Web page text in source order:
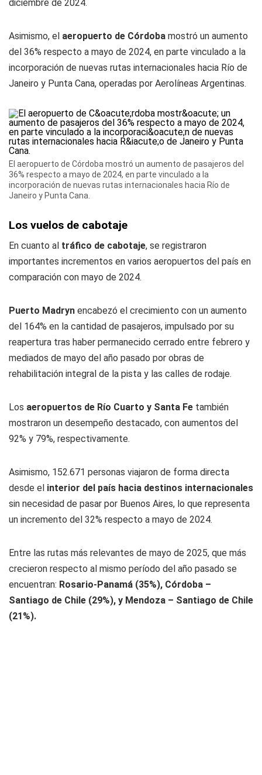
diciembre de 2024.
Asimismo, el aeropuerto de Córdoba mostró un aumento
del 36% respecto a mayo de 2024, en parte vinculado a la
incorporación de nuevas rutas internacionales hacia Río de
Janeiro y Punta Cana, operadas por Aerolíneas Argentinas.
El aeropuerto de Córdoba mostró un aumento de pasajeros del
36% respecto a mayo de 2024, en parte vinculado a la
incorporación de nuevas rutas internacionales hacia Río de
Janeiro y Punta Cana.
Los vuelos de cabotaje
En cuanto al tráfico de cabotaje, se registraron
importantes incrementos en varios aeropuertos del país en
comparación con mayo de 2024.
Puerto Madryn encabezó el crecimiento con un aumento
del 164% en la cantidad de pasajeros, impulsado por su
reapertura tras haber permanecido cerrado entre febrero y
mediados de mayo del año pasado por obras de
rehabilitación integral de la pista y las calles de rodaje.
Los aeropuertos de Río Cuarto y Santa Fe también
mostraron un desempeño destacado, con aumentos del
92% y 79%, respectivamente.
Asimismo, 152.671 personas viajaron de forma directa
desde el interior del país hacia destinos internacionales
sin necesidad de pasar por Buenos Aires, lo que representa
un incremento del 32% respecto a mayo de 2024.
Entre las rutas más relevantes de mayo de 2025, que más
crecieron respecto al mismo período del año pasado se
encuentran: Rosario-Panamá (35%), Córdoba –
Santiago de Chile (29%), y Mendoza – Santiago de Chile
(21%).